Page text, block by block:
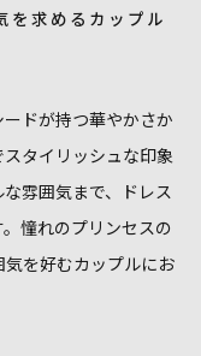
を求めるカップル
ドが持つ華やかさか
タイリッシュな印象
雰囲気まで、ドレス
憧れのプリンセスの
を好むカップルにお